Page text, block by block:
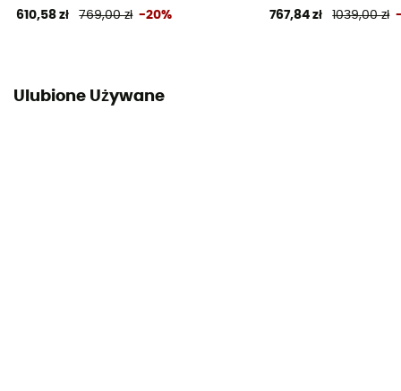
610,58 zł 769,00 zł -20% 767,84 zł 1039,00 zł
Ulubione Używane